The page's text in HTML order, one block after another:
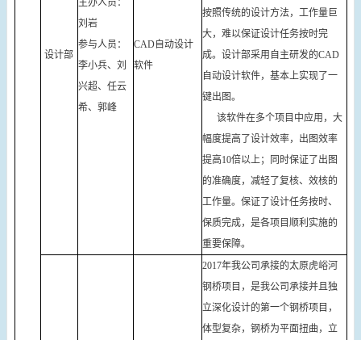
设计部
主办人员：
刘岩
参与人员：
李小兵、刘
兴超、任云
希、郭峰
CAD自动设计
软件
按照传统的设计方法，工作量巨
大，难以保证设计任务按时完
成。设计部采用自主研发的CAD
自动设计软件，基本上实现了一
键出图。
该软件在多个项目中应用，大
幅度提高了设计效率，出图效率
提高10倍以上；同时保证了出图
的准确度，减轻了复核、效核的
工作量。保证了设计任务按时、
保质完成，是各项目顺利实施的
重要保障。
2017年我公司承接的太原虎峪河
钢桥项目，是我公司承接并且独
立深化设计的第一个钢桥项目，
体型复杂，钢桥为平面扭曲，立